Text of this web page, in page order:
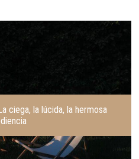
ciega, la lúcida, la hermosa